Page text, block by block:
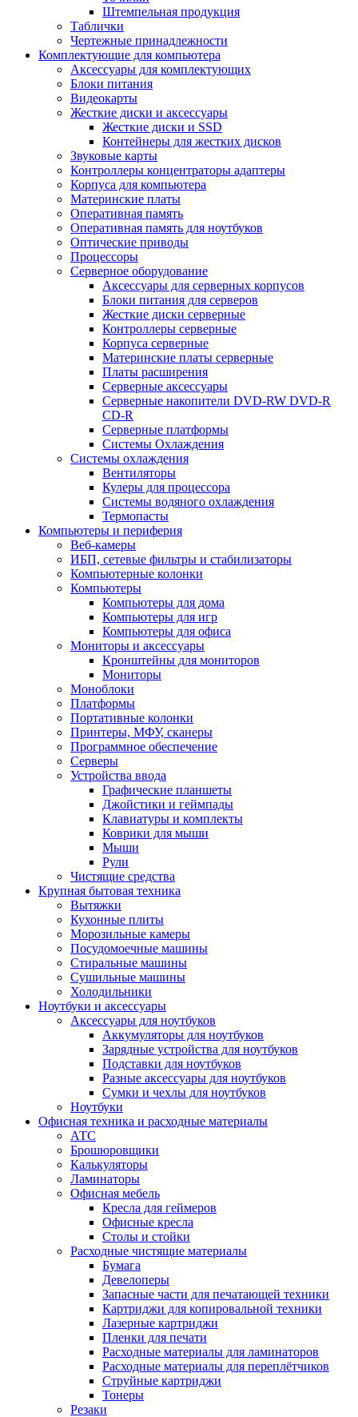
Штемпельная продукция
Таблички
Чертежные принадлежности
Комплектующие для компьютера
Аксессуары для комплектующих
Блоки питания
Видеокарты
Жесткие диски и аксессуары
Жесткие диски и SSD
Контейнеры для жестких дисков
Звуковые карты
Контроллеры концентраторы адаптеры
Корпуса для компьютера
Материнские платы
Оперативная память
Оперативная память для ноутбуков
Оптические приводы
Процессоры
Серверное оборудование
Аксессуары для серверных корпусов
Блоки питания для серверов
Жесткие диски серверные
Контроллеры серверные
Корпуса серверные
Материнские платы серверные
Платы расширения
Серверные аксессуары
Серверные накопители DVD-RW DVD-R
CD-R
Серверные платформы
Системы Охлаждения
Системы охлаждения
Вентиляторы
Кулеры для процессора
Системы водяного охлаждения
Термопасты
Компьютеры и периферия
Веб-камеры
ИБП, сетевые фильтры и стабилизаторы
Компьютерные колонки
Компьютеры
Компьютеры для дома
Компьютеры для игр
Компьютеры для офиса
Мониторы и аксессуары
Кронштейны для мониторов
Мониторы
Моноблоки
Платформы
Портативные колонки
Принтеры, МФУ, сканеры
Программное обеспечение
Серверы
Устройства ввода
Графические планшеты
Джойстики и геймпады
Клавиатуры и комплекты
Коврики для мыши
Мыши
Рули
Чистящие средства
Крупная бытовая техника
Вытяжки
Кухонные плиты
Морозильные камеры
Посудомоечные машины
Стиральные машины
Сушильные машины
Холодильники
Ноутбуки и аксессуары
Аксессуары для ноутбуков
Аккумуляторы для ноутбуков
Зарядные устройства для ноутбуков
Подставки для ноутбуков
Разные аксессуары для ноутбуков
Сумки и чехлы для ноутбуков
Ноутбуки
Офисная техника и расходные материалы
АТС
Брошюровщики
Калькуляторы
Ламинаторы
Офисная мебель
Кресла для геймеров
Офисные кресла
Столы и стойки
Расходные чистящие материалы
Бумага
Девелоперы
Запасные части для печатающей техники
Картриджи для копировальной техники
Лазерные картриджи
Пленки для печати
Расходные материалы для ламинаторов
Расходные материалы для переплётчиков
Струйные картриджи
Тонеры
Резаки